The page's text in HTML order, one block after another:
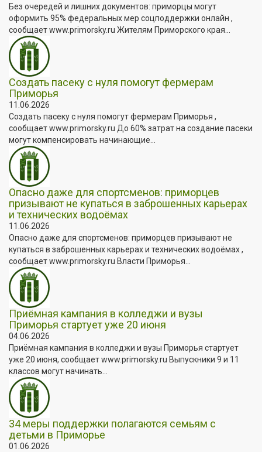
Без очередей и лишних документов: приморцы могут
оформить 95% федеральных мер соцподдержки онлайн ,
сообщает www.primorsky.ru Жителям Приморского края...
Создать пасеку с нуля помогут фермерам
Приморья
11.06.2026
Создать пасеку с нуля помогут фермерам Приморья ,
сообщает www.primorsky.ru До 60% затрат на создание пасеки
могут компенсировать начинающие...
Опасно даже для спортсменов: приморцев
призывают не купаться в заброшенных карьерах
и технических водоёмах
11.06.2026
Опасно даже для спортсменов: приморцев призывают не
купаться в заброшенных карьерах и технических водоёмах ,
сообщает www.primorsky.ru Власти Приморья...
Приёмная кампания в колледжи и вузы
Приморья стартует уже 20 июня
04.06.2026
Приёмная кампания в колледжи и вузы Приморья стартует
уже 20 июня, сообщает www.primorsky.ru Выпускники 9 и 11
классов могут начинать...
34 меры поддержки полагаются семьям с
детьми в Приморье
01.06.2026